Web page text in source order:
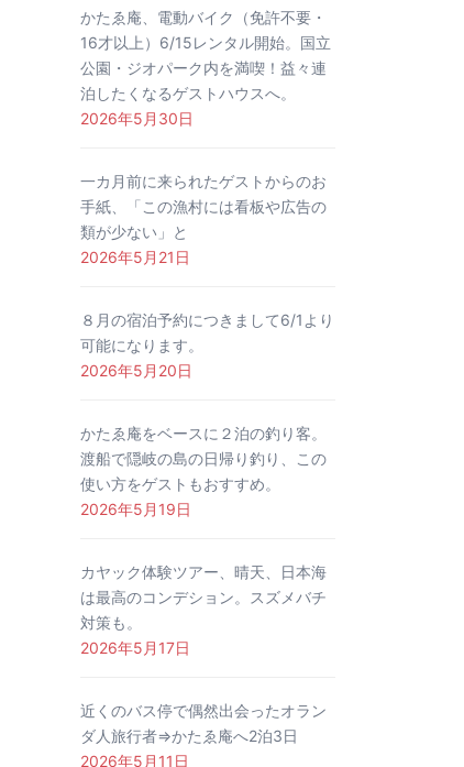
かたゑ庵、電動バイク（免許不要・
16才以上）6/15レンタル開始。国立
公園・ジオパーク内を満喫！益々連
泊したくなるゲストハウスへ。
2026年5月30日
一カ月前に来られたゲストからのお
手紙、「この漁村には看板や広告の
類が少ない」と
2026年5月21日
８月の宿泊予約につきまして6/1より
可能になります。
2026年5月20日
かたゑ庵をベースに２泊の釣り客。
渡船で隠岐の島の日帰り釣り、この
使い方をゲストもおすすめ。
2026年5月19日
カヤック体験ツアー、晴天、日本海
は最高のコンデション。スズメバチ
対策も。
2026年5月17日
近くのバス停で偶然出会ったオラン
ダ人旅行者⇒かたゑ庵へ2泊3日
2026年5月11日